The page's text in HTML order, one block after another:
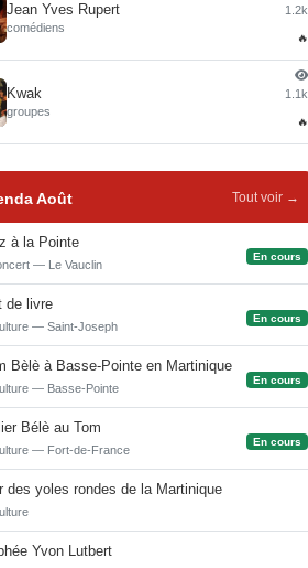
Jean Yves Rupert
comédiens
1.2k
🔥
Kwak
groupes
1.1k
🔥
Août Tout voir →
à la Pointe
— Le Vauclin
En cours
de livre
— Saint-Joseph
En cours
Bèlè à Basse-Pointe en Martinique
— Basse-Pointe
En cours
Bélè au Tom
— Fort-de-France
En cours
des yoles rondes de la Martinique
Yvon Lutbert